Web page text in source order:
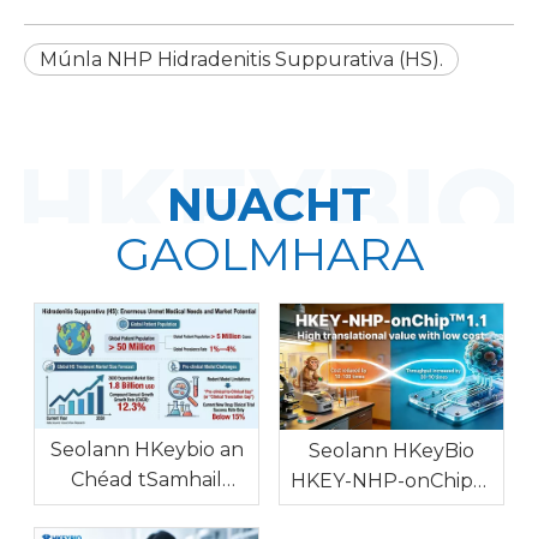
Múnla NHP Hidradenitis Suppurativa (HS).
NUACHT
GAOLMHARA
Seolann HKeybio an
Chéad tSamhail
Hidradenitis
Seolann HKeyBio
HKEY-NHP-onChip™
1.1: An Chéad Múnla In